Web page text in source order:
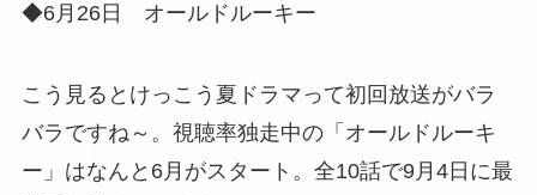
◆6月26日 オールドルーキー
こう見るとけっこう夏ドラマって初回放送がバラ
バラですね～。視聴率独走中の「オールドルーキ
ー」はなんと6月がスタート。全10話で9月4日に最